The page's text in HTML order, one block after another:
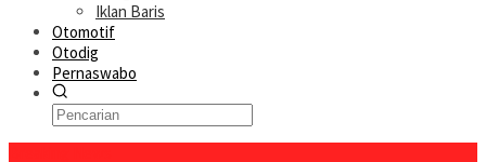
Iklan Baris
Otomotif
Otodig
Pernaswabo